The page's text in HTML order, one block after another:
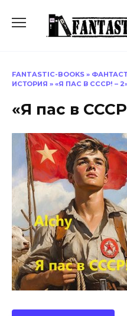
содержанию
FANTASTIC-BOOKS »
ИСТОРИЯ » «Я ПАС В СССР! –
«Я пас в